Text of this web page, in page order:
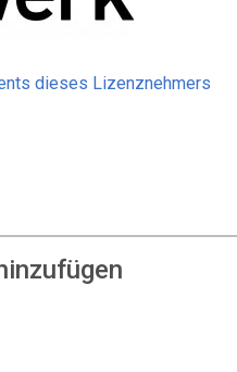
dieses Lizenznehmers